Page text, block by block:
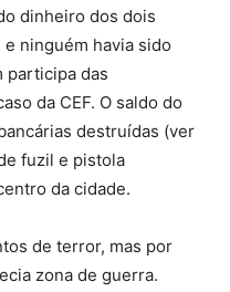
dinheiro dos dois
ninguém havia sido
participa das
da CEF. O saldo do
destruídas (ver
fuzil e pistola
centro da cidade.
de terror, mas por
zona de guerra.